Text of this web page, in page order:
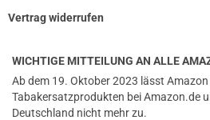
Vertrag widerrufen
WICHTIGE MITTEILUNG AN ALLE
Ab dem 19. Oktober 2023 lässt
Tabakersatzprodukten bei Amazon.de
Deutschland nicht mehr zu.